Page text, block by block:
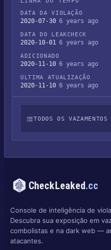
DATA DA VIOLAÇÃO
2020-07-30 6 years ago
DATA DO LEAKCHECK
2020-10-01 6 years ago
ADICIONADO
2020-11-10 6 years ago
ÚLTIMA ATUALIZAÇÃO
2020-11-10 6 years ago
TODOS OS VAZAMENTOS
CheckLeaked.cc
Console de inteligência de
Descubra sua exposição em
combolistas e na dark web —
atacantes.